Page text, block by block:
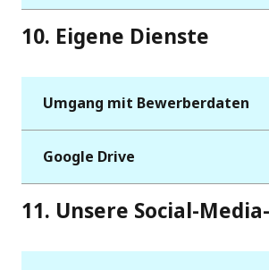
10. Eigene Dienste
Umgang mit Bewerberdaten
Google Drive
11. Unsere Social-